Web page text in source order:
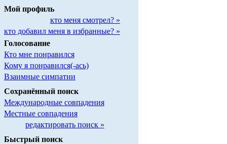
Мой профиль
кто меня смотрел? »
кто добавил меня в избранные? »
Голосование
Кто мне понравился
Кому я понравился(-ась)
Взаимные симпатии
Сохранённый поиск
Международные совпадения
Местные совпадения
редактировать поиск »
Быстрый поиск